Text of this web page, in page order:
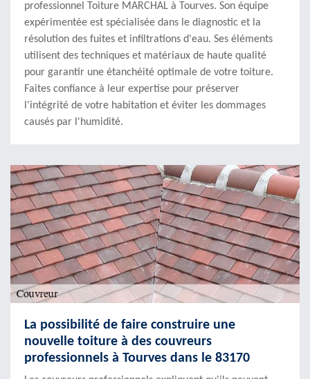
professionnel Toiture MARCHAL à Tourves. Son équipe
expérimentée est spécialisée dans le diagnostic et la
résolution des fuites et infiltrations d'eau. Ses éléments
utilisent des techniques et matériaux de haute qualité
pour garantir une étanchéité optimale de votre toiture.
Faites confiance à leur expertise pour préserver
l'intégrité de votre habitation et éviter les dommages
causés par l'humidité.
La possibilité de faire construire une
nouvelle toiture à des couvreurs
professionnels à Tourves dans le 83170